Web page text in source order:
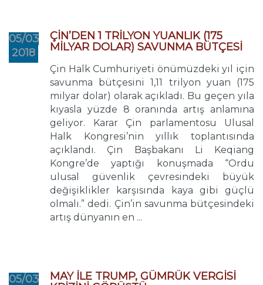
05/03
2018
ÇİN’DEN 1 TRİLYON YUANLIK (175
MİLYAR DOLAR) SAVUNMA BÜTÇESİ
Çin Halk Cumhuriyeti önümüzdeki yıl için
savunma bütçesini 1,11 trilyon yuan (175
milyar dolar) olarak açıkladı. Bu geçen yıla
kıyasla yüzde 8 oranında artış anlamına
geliyor. Karar Çin parlamentosu Ulusal
Halk Kongresi’nin yıllık toplantısında
açıklandı. Çin Başbakanı Li Keqiang
Kongre’de yaptığı konuşmada “Ordu
ulusal güvenlik çevresindeki büyük
değişiklikler karşısında kaya gibi güçlü
olmalı.” dedi. Çin’in savunma bütçesindeki
artış dünyanın en ...
05/03
MAY İLE TRUMP, GÜMRÜK VERGİSİ